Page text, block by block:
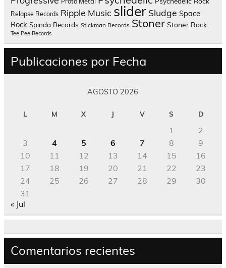
Relapse Records Ripple Music slider Sludge Space
Rock Spinda Records Stickman Records Stoner Stoner Rock
Tee Pee Records
Publicaciones por Fecha
AGOSTO 2026
L M X J V S D
1
2
3
4 5 6 7 8
9
10
11 12 13 14 15
16
17
18 19 20 21 22
23
24
25 26 27 28 29
30
31
« Jul
Comentarios recientes